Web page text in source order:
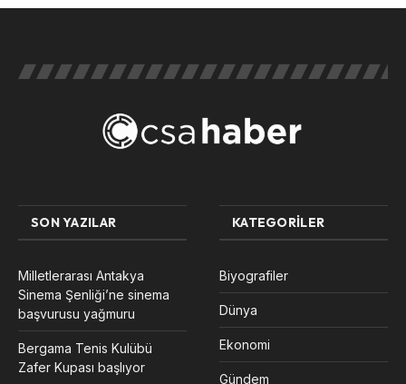
SON YAZILAR
Milletlerarası Antakya
Sinema Şenliği’ne sinema
başvurusu yağmuru
Bergama Tenis Kulübü
Zafer Kupası başlıyor
KATEGORILER
Biyografiler
Dünya
Ekonomi
Gündem